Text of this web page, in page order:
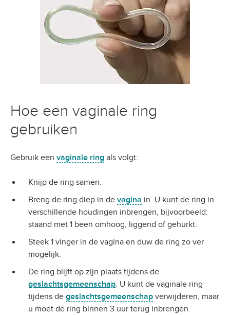
Hoe een vaginale ring
gebruiken
Gebruik een vaginale ring als volgt:
Knijp de ring samen.
Breng de ring diep in de vagina in. U kunt de ring in
verschillende houdingen inbrengen, bijvoorbeeld:
staand met 1 been omhoog, liggend of gehurkt.
Steek 1 vinger in de vagina en duw de ring zo ver
mogelijk.
De ring blijft op zijn plaats tijdens de
geslachtsgemeenschap. U kunt de vaginale ring
tijdens de geslachtsgemeenschap verwijderen, maar
u moet de ring binnen 3 uur terug inbrengen.